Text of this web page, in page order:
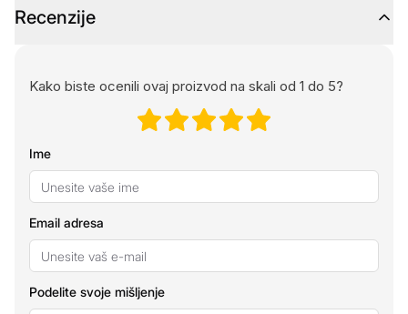
Recenzije
Kako biste ocenili ovaj proizvod na skali od 1 do 5?
Ime
Email adresa
Podelite svoje mišljenje